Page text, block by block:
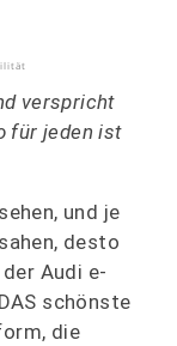
verspricht
für jeden ist
und je
desto
Audi e-
schönste
die